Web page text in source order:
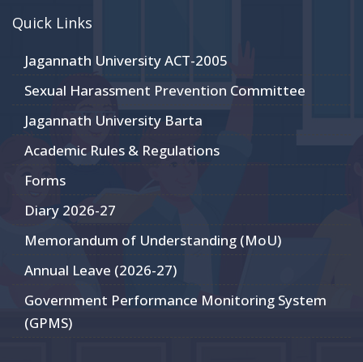
Quick Links
Jagannath University ACT-2005
Sexual Harassment Prevention Committee
Jagannath University Barta
Academic Rules & Regulations
Forms
Diary 2026-27
Memorandum of Understanding (MoU)
Annual Leave (2026-27)
Government Performance Monitoring System
(GPMS)